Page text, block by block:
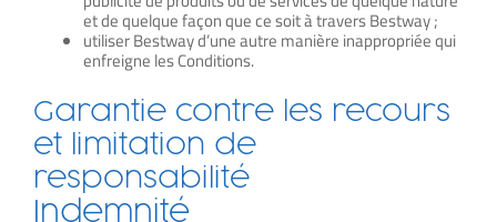
et de quelque façon que ce soit à travers Bestway ;
utiliser Bestway d’une autre manière inappropriée qui
enfreigne les Conditions.
Garantie contre les recours
et limitation de
responsabilité
Indemnité